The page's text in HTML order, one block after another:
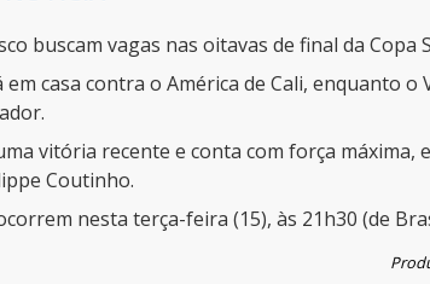
buscam vagas nas oitavas de final da Copa
em casa contra o América de Cali, enquanto
vitória recente e conta com força máxima,
Coutinho.
nesta terça-feira (15), às 21h30 (de